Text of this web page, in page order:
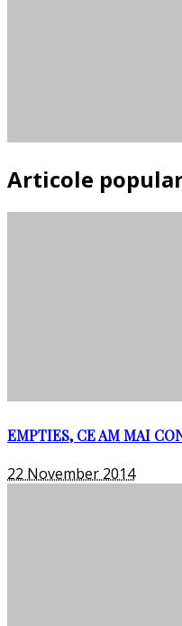
Articole
EMPTIES, CE AM MAI
22 November 2014